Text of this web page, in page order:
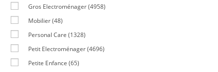
Gros Electroménager (4958)
Mobilier (48)
Personal Care (1328)
Petit Electroménager (4696)
Petite Enfance (65)